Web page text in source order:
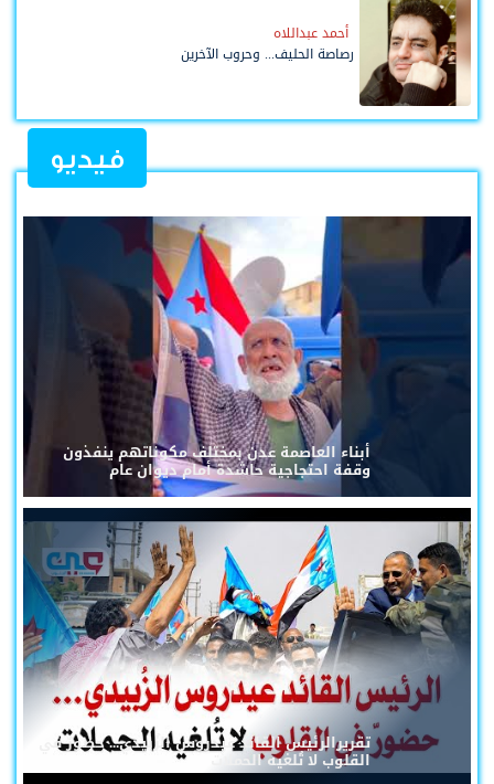
أحمد عبداللاه
رصاصة الحليف... وحروب الآخرين
فيديو
أبناء العاصمة عدن بمختلف مكوناتهم ينفذون
وقفة احتجاجية حاشدة أمام ديوان عام
تقريرالرئيس القائد عيدروس الزُبيدي... حضورٌ في
القلوب لا تُلغيه الحملات